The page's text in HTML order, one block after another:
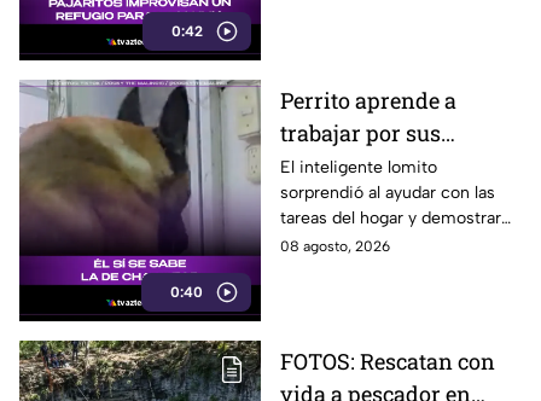
0:42
0:40
Perrito aprende a
trabajar por sus
premios y se vuelve
viral
El inteligente lomito
sorprendió al ayudar con las
tareas del hogar y demostrar
que ya conoce la fórmula:
08 agosto, 2026
FOTOS: Rescatan con
vida a pescador en